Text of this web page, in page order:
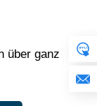
über ganz